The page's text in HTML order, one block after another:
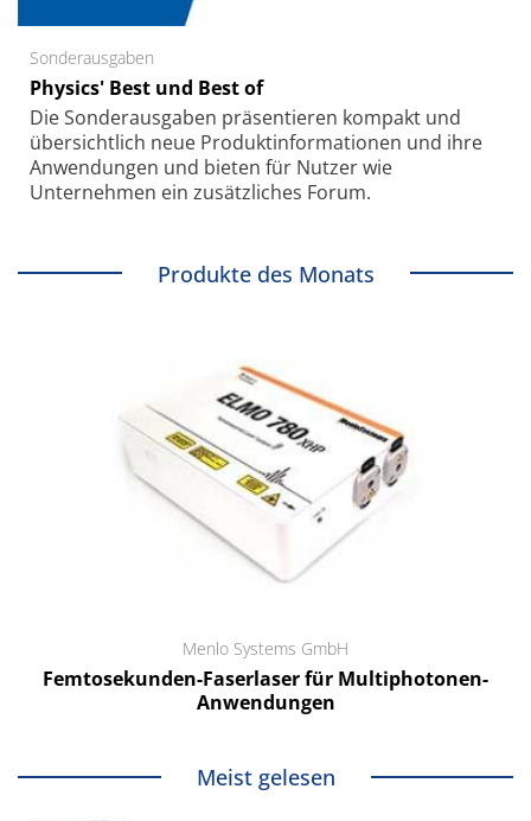
Sonderausgaben
Physics' Best und Best of
Die Sonder­ausgaben präsentieren kompakt und
übersichtlich neue Produkt­informationen und ihre
Anwendungen und bieten für Nutzer wie
Unternehmen ein zusätzliches Forum.
Produkte des Monats
Menlo Systems GmbH
Femtosekunden-Faserlaser für Multiphotonen-
Anwendungen
Meist gelesen